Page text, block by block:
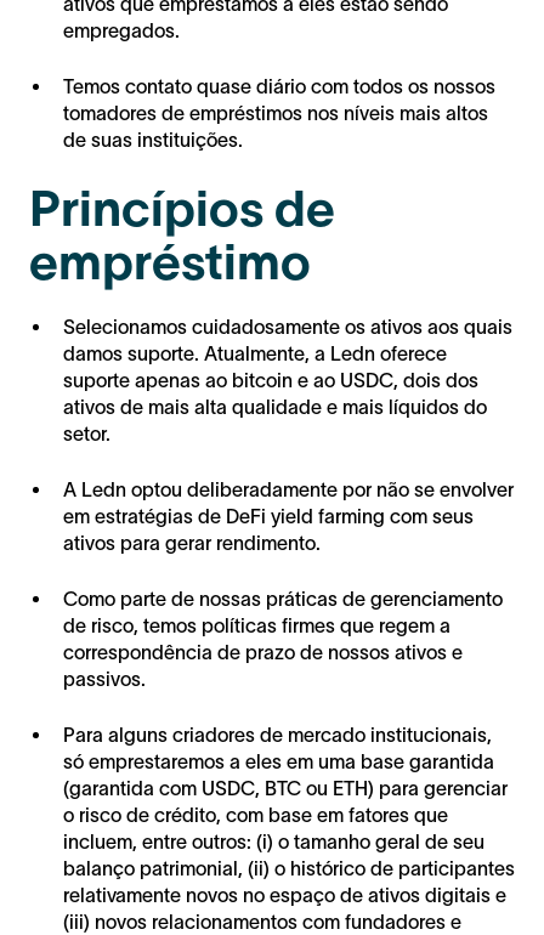
empregados.
Temos contato quase diário com todos os nossos
tomadores de empréstimos nos níveis mais altos
de suas instituições.
Princípios de
empréstimo
Selecionamos cuidadosamente os ativos aos quais
damos suporte. Atualmente, a Ledn oferece
suporte apenas ao bitcoin e ao USDC, dois dos
ativos de mais alta qualidade e mais líquidos do
setor.
A Ledn optou deliberadamente por não se envolver
em estratégias de DeFi yield farming com seus
ativos para gerar rendimento.
Como parte de nossas práticas de gerenciamento
de risco, temos políticas firmes que regem a
correspondência de prazo de nossos ativos e
passivos.
Para alguns criadores de mercado institucionais,
só emprestaremos a eles em uma base garantida
(garantida com USDC, BTC ou ETH) para gerenciar
o risco de crédito, com base em fatores que
incluem, entre outros: (i) o tamanho geral de seu
balanço patrimonial, (ii) o histórico de participantes
relativamente novos no espaço de ativos digitais e
(iii) novos relacionamentos com fundadores e